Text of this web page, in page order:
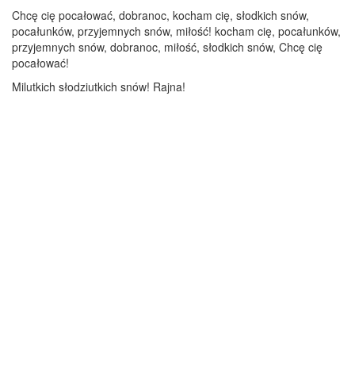
Chcę cię pocałować, dobranoc, kocham cię, słodkich snów,
pocałunków, przyjemnych snów, miłość! kocham cię, pocałunków,
przyjemnych snów, dobranoc, miłość, słodkich snów, Chcę cię
pocałować!
Milutkich słodziutkich snów! Rajna!